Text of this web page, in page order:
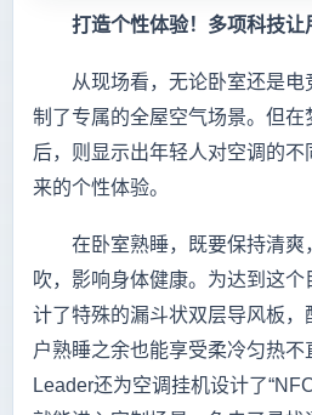
打造个性体验！多项科技让
从现场看，无论卧室还是电
制了专属的全屋空气场景。但在
后，则显示出年轻人对空调的
来的个性体验。
在卧室熟睡，既要保持清爽
吹，影响身体健康。为达到这
计了特殊的漏斗状双层导风板，
户熟睡之余也能享受柔冷匀热不
Leader还为空调挂机设计了